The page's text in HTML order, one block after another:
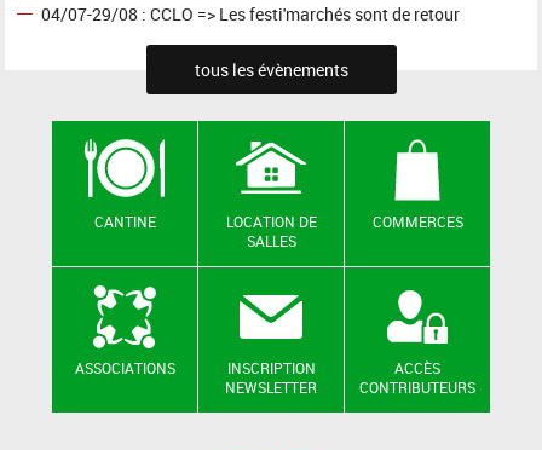
04/07-29/08 : CCLO => Les festi'marchés sont de retour
tous les évènements
CANTINE
LOCATION DE
SALLES
COMMERCES
ASSOCIATIONS
INSCRIPTION
NEWSLETTER
ACCÈS
CONTRIBUTEURS